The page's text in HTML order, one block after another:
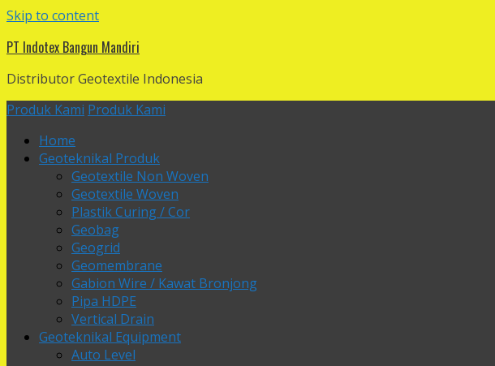
Skip to content
PT Indotex Bangun Mandiri
Distributor Geotextile Indonesia
Produk Kami Produk Kami
Home
Geoteknikal Produk
Geotextile Non Woven
Geotextile Woven
Plastik Curing / Cor
Geobag
Geogrid
Geomembrane
Gabion Wire / Kawat Bronjong
Pipa HDPE
Vertical Drain
Geoteknikal Equipment
Auto Level